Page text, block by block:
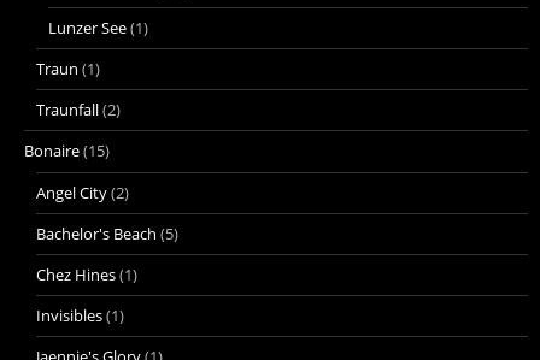
Lunzer See(1)
Traun (1)
Traunfall(2)
Bonaire(15)
Angel City(2)
Bachelor's Beach (5)
Chez Hines(1)
Invisibles(1)